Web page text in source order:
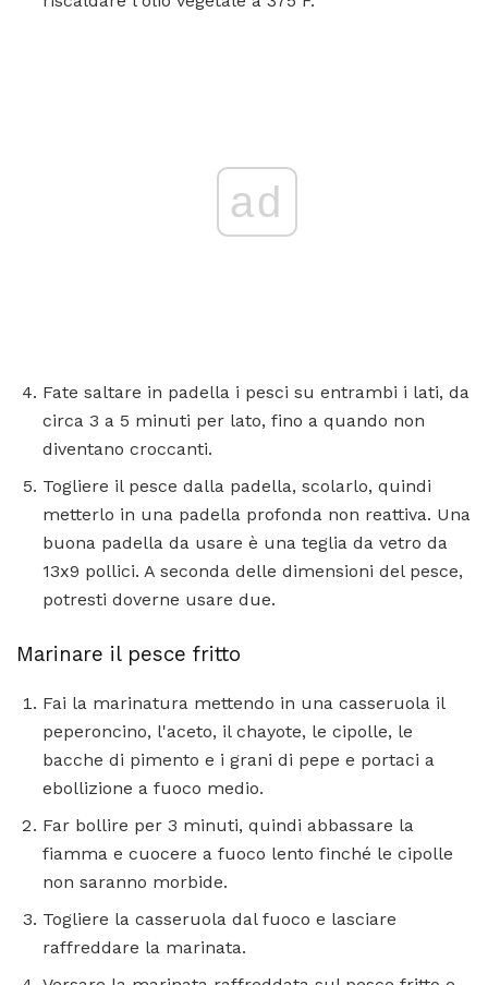
ad
Fate saltare in padella i pesci su entrambi i lati, da
circa 3 a 5 minuti per lato, fino a quando non
diventano croccanti.
Togliere il pesce dalla padella, scolarlo, quindi
metterlo in una padella profonda non reattiva. Una
buona padella da usare è una teglia da vetro da
13x9 pollici. A seconda delle dimensioni del pesce,
potresti doverne usare due.
Marinare il pesce fritto
Fai la marinatura mettendo in una casseruola il
peperoncino, l'aceto, il chayote, le cipolle, le
bacche di pimento e i grani di pepe e portaci a
ebollizione a fuoco medio.
Far bollire per 3 minuti, quindi abbassare la
fiamma e cuocere a fuoco lento finché le cipolle
non saranno morbide.
Togliere la casseruola dal fuoco e lasciare
raffreddare la marinata.